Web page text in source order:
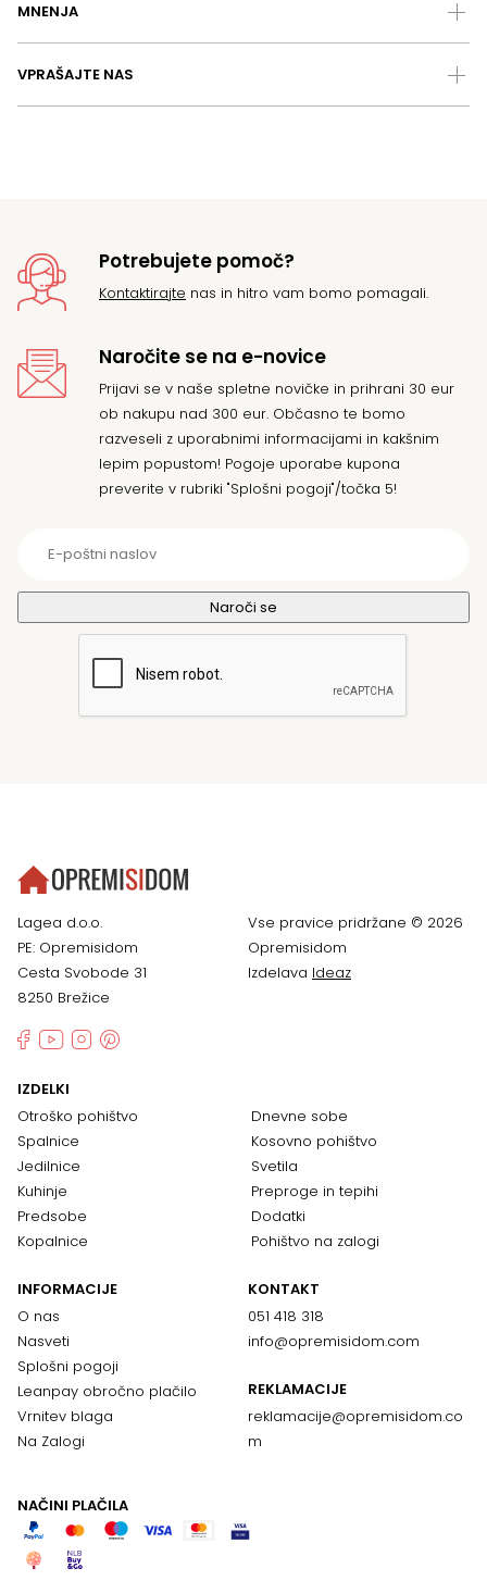
MNENJA
VPRAŠAJTE NAS
Potrebujete pomoč?
Kontaktirajte nas in hitro vam bomo pomagali.
Naročite se na e-novice
Prijavi se v naše spletne novičke in prihrani 30 eur
ob nakupu nad 300 eur. Občasno te bomo
razveseli z uporabnimi informacijami in kakšnim
lepim popustom! Pogoje uporabe kupona
preverite v rubriki "Splošni pogoji"/točka 5!
Lagea d.o.o.
PE: Opremisidom
Cesta Svobode 31
8250 Brežice
Vse pravice pridržane © 2026
Opremisidom
Izdelava Ideaz
IZDELKI
Otroško pohištvo
Spalnice
Jedilnice
Kuhinje
Predsobe
Kopalnice
Dnevne sobe
Kosovno pohištvo
Svetila
Preproge in tepihi
Dodatki
Pohištvo na zalogi
INFORMACIJE
O nas
Nasveti
Splošni pogoji
Leanpay obročno plačilo
Vrnitev blaga
Na Zalogi
KONTAKT
051 418 318
info@opremisidom.com
REKLAMACIJE
reklamacije@opremisidom.co
m
NAČINI PLAČILA